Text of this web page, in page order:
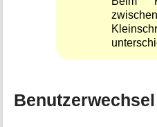
Benutzerwechsel